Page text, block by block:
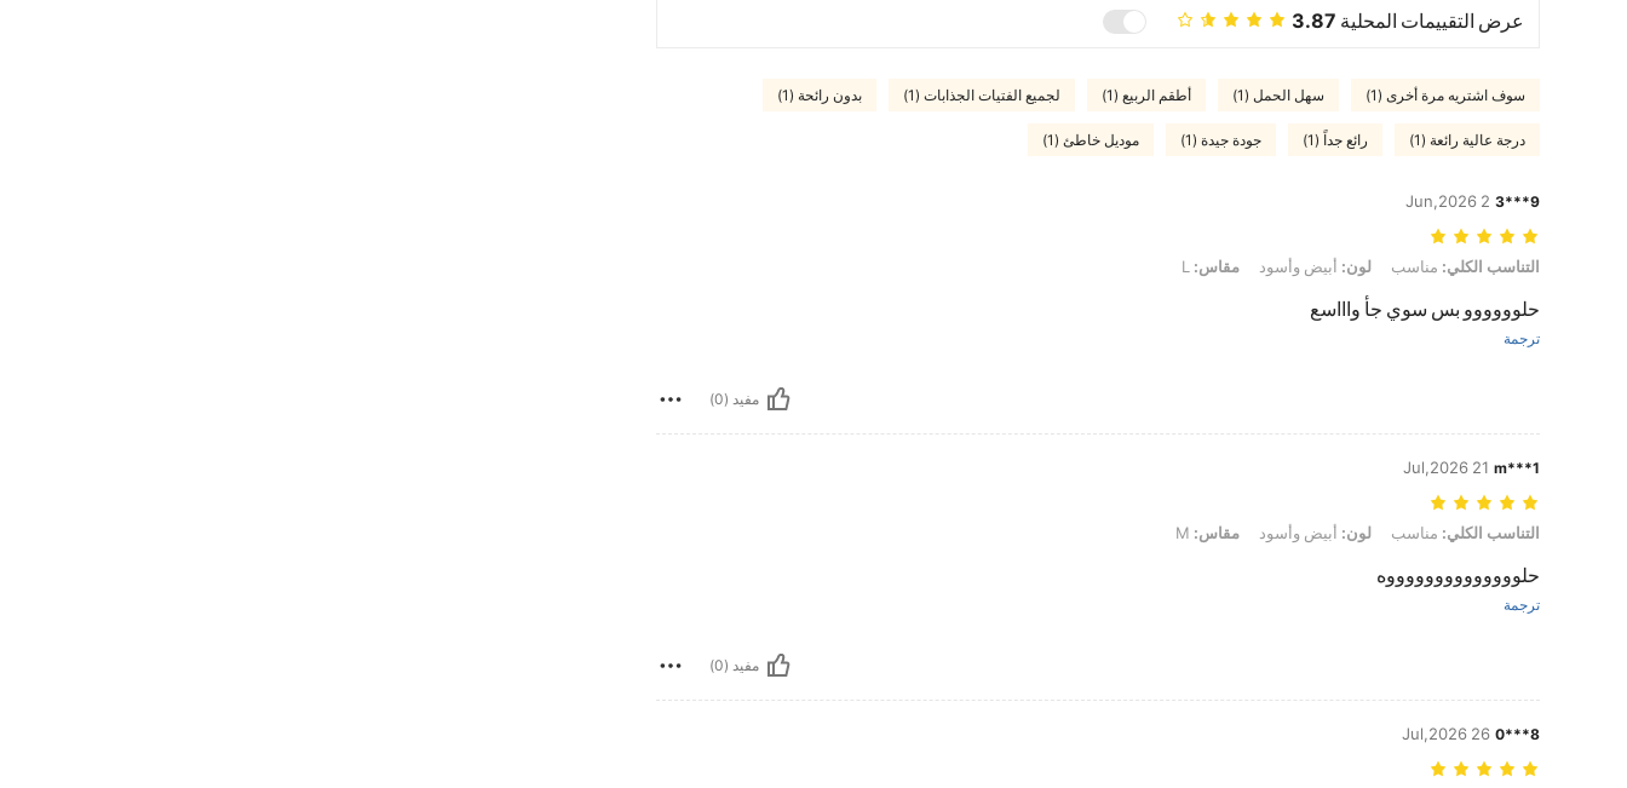
عرض التقييمات المحلية 3.87
سوف اشتريه مرة أخرى (1) سهل الحمل (1) أطقم الربيع (1) لجميع الفتيات الجذابات (1) بدون رائحة (1)
درجة عالية رائعة (1) رائع جداً (1) جودة جيدة (1) موديل خاطئ (1)
9***3
2 Jun,2026
التناسب الكلي: مناسب, لون: أبيض وأسود, مقاس: L
التناسب الكلي: مناسب لون: أبيض وأسود مقاس:
حلوووووو بس سوي جأ واااسع
ترجمة
مفيد (0)
m***1
21 Jul,2026
التناسب الكلي: مناسب, لون: أبيض وأسود, مقاس: M
التناسب الكلي: مناسب لون: أبيض وأسود مقاس:
حلووووووووووووووه
ترجمة
مفيد (0)
8***0
26 Jul,2026